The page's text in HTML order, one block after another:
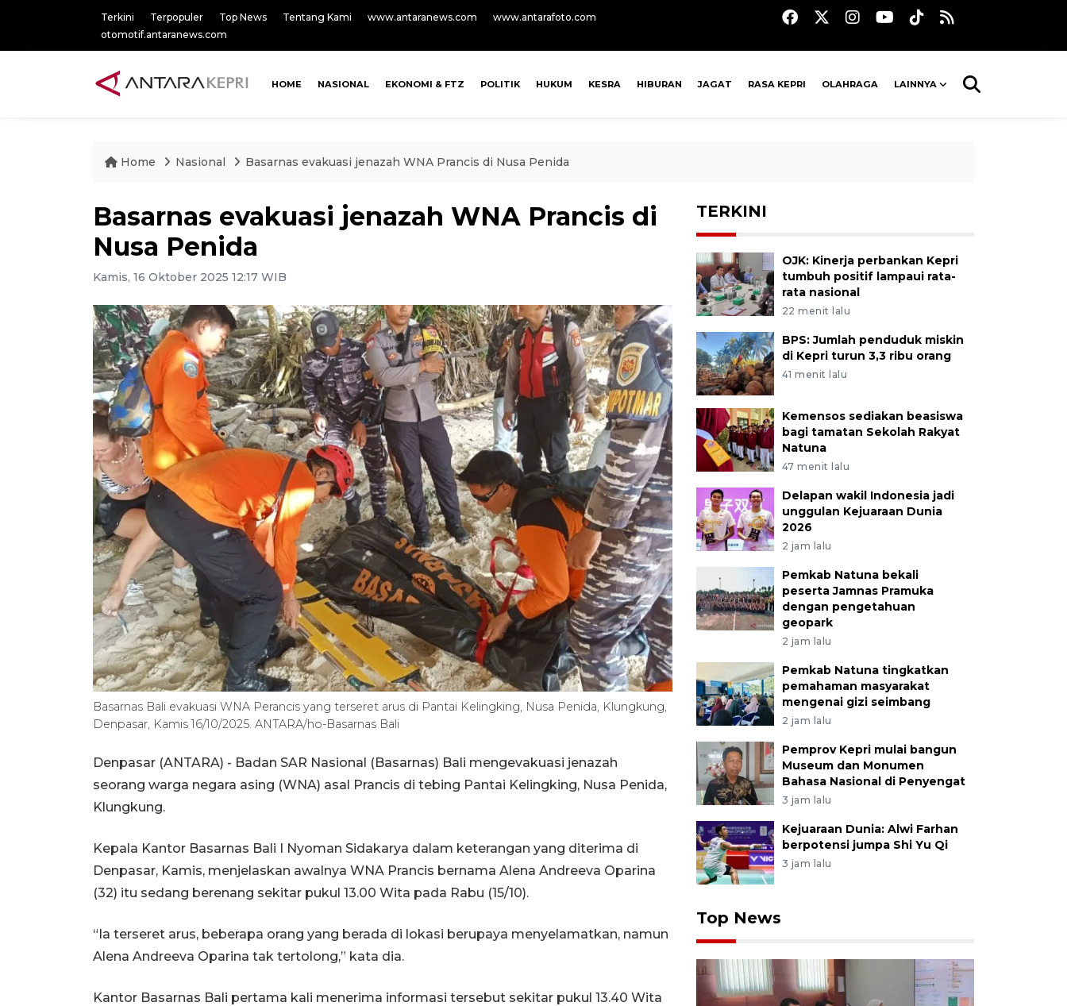
Terkini Terpopuler Top News Tentang Kami www.antaranews.com
www.antarafoto.com
otomotif.antaranews.com
HOME NASIONAL EKONOMI & FTZ POLITIK HUKUM KESRA HIBURAN JAGAT RASA KEPRI OLAHRAGA LAINNYA
Home Nasional Basarnas evakuasi jenazah WNA Prancis di Nusa Penida
Basarnas evakuasi jenazah WNA Prancis di
Nusa Penida
Kamis, 16 Oktober 2025 12:17 WIB
Basarnas Bali evakuasi WNA Perancis yang terseret arus di Pantai Kelingking, Nusa Penida, Klungkung,
Denpasar, Kamis 16/10/2025. ANTARA/ho-Basarnas Bali
Denpasar (ANTARA) - Badan SAR Nasional (Basarnas) Bali mengevakuasi jenazah
seorang warga negara asing (WNA) asal Prancis di tebing Pantai Kelingking, Nusa Penida,
Klungkung.
Kepala Kantor Basarnas Bali I Nyoman Sidakarya dalam keterangan yang diterima di
Denpasar, Kamis, menjelaskan awalnya WNA Prancis bernama Alena Andreeva Oparina
(32) itu sedang berenang sekitar pukul 13.00 Wita pada Rabu (15/10).
“Ia terseret arus, beberapa orang yang berada di lokasi berupaya menyelamatkan, namun
Alena Andreeva Oparina tak tertolong,” kata dia.
Kantor Basarnas Bali pertama kali menerima informasi tersebut sekitar pukul 13.40 Wita
TERKINI
OJK: Kinerja perbankan Kepri
tumbuh positif lampaui rata-
rata nasional
22 menit lalu
BPS: Jumlah penduduk miskin
di Kepri turun 3,3 ribu orang
41 menit lalu
Kemensos sediakan beasiswa
bagi tamatan Sekolah Rakyat
Natuna
47 menit lalu
Delapan wakil Indonesia jadi
unggulan Kejuaraan Dunia
2026
2 jam lalu
Pemkab Natuna bekali
peserta Jamnas Pramuka
dengan pengetahuan
geopark
2 jam lalu
Pemkab Natuna tingkatkan
pemahaman masyarakat
mengenai gizi seimbang
2 jam lalu
Pemprov Kepri mulai bangun
Museum dan Monumen
Bahasa Nasional di Penyengat
3 jam lalu
Kejuaraan Dunia: Alwi Farhan
berpotensi jumpa Shi Yu Qi
3 jam lalu
Top News